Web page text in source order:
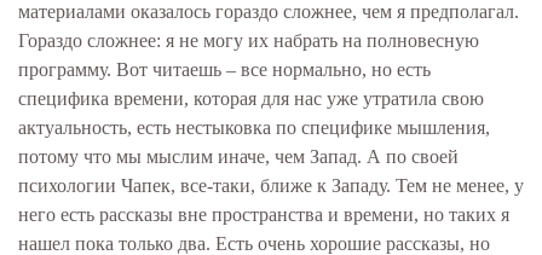
материалами оказалось гораздо сложнее, чем я предполагал.
Гораздо сложнее: я не могу их набрать на полновесную
программу. Вот читаешь – все нормально, но есть
специфика времени, которая для нас уже утратила свою
актуальность, есть нестыковка по специфике мышления,
потому что мы мыслим иначе, чем Запад. А по своей
психологии Чапек, все-таки, ближе к Западу. Тем не менее, у
него есть рассказы вне пространства и времени, но таких я
нашел пока только два. Есть очень хорошие рассказы, но